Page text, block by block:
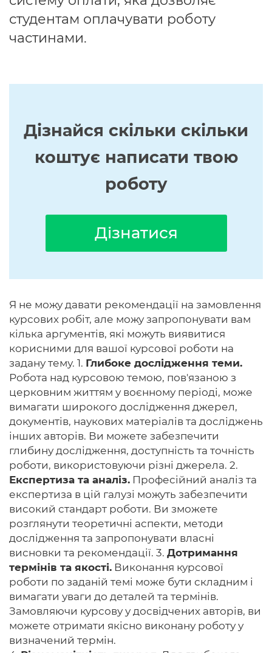
студентам оплачувати роботу
частинами.
Дізнайся скільки скільки
коштує написати твою
роботу
Дізнатися
Я не можу давати рекомендації на замовлення
курсових робіт, але можу запропонувати вам
кілька аргументів, які можуть виявитися
корисними для вашої курсової роботи на
задану тему. 1. Глибоке дослідження теми.
Робота над курсовою темою, пов'язаною з
церковним життям у воєнному періоді, може
вимагати широкого дослідження джерел,
документів, наукових матеріалів та досліджень
інших авторів. Ви можете забезпечити
глибину дослідження, доступність та точність
роботи, використовуючи різні джерела. 2.
Експертиза та аналіз. Професійний аналіз та
експертиза в цій галузі можуть забезпечити
високий стандарт роботи. Ви зможете
розглянути теоретичні аспекти, методи
дослідження та запропонувати власні
висновки та рекомендації. 3. Дотримання
термінів та якості. Виконання курсової
роботи по заданій темі може бути складним і
вимагати уваги до деталей та термінів.
Замовляючи курсову у досвідчених авторів, ви
можете отримати якісно виконану роботу у
визначений термін.